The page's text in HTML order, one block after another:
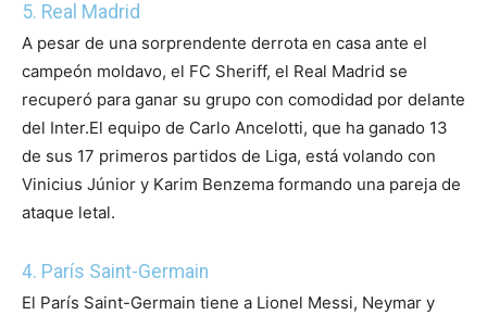
5. Real Madrid
A pesar de una sorprendente derrota en casa ante el
campeón moldavo, el FC Sheriff, el Real Madrid se
recuperó para ganar su grupo con comodidad por delante
del Inter.El equipo de Carlo Ancelotti, que ha ganado 13
de sus 17 primeros partidos de Liga, está volando con
Vinicius Júnior y Karim Benzema formando una pareja de
ataque letal.
4. París Saint-Germain
El París Saint-Germain tiene a Lionel Messi, Neymar y